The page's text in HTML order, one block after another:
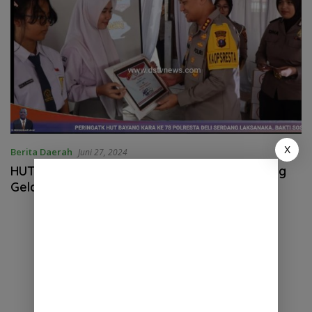
Berita Daerah Juni 27, 2024
HUT Bhayangkara ke 78 Polresta Deli Serdang
Gelar Kegiatan Bakti Sosial
X